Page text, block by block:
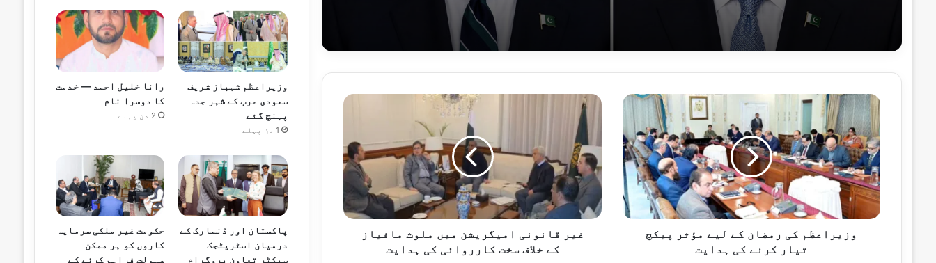
صدر اور وزیراعظم کا 10 دہشت گردوں کو ہلاک کرنے پر سیکیورٹی فورسز کو خراجِ تحسین
خیبرپختونخوا میں سیکیورٹی فورسز کی کارروائیاں، 10 خوارج ہلاک
4 گھنٹے پہلے
محسن نقوی کی اسلام آباد سیف سٹی توسیعی منصوبہ 30 ستمبر تک مکمل کرنے کی ہدایت
4 گھنٹے پہلے
و
ز
ی
ر
ا
ع
ظ
م
ک
وزیراعظم کی رمضان کے لیے مؤثر پیکج
تیار کرنے کی ہدایت
غ
ق
ا
ن
و
ن
ی
غیر قانونی امیگریشن میں ملوث مافیاز
کے خلاف سخت کارروائی کی ہدایت
وزیراعظم شہباز شریف
سعودی عرب کے شہر جدہ
پہنچ گئے
1 دن پہلے
رانا خلیل احمد — خدمت
کا دوسرا نام
2 دن پہلے
پاکستان اور ڈنمارک کے
درمیان اسٹریٹجک
سیکٹر تعاون پروگرام
حکومت غیر ملکی سرمایہ
کاروں کو ہر ممکن
سہولت فراہم کرنے کے